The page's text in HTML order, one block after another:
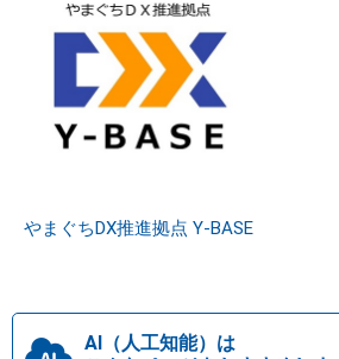
やまぐちDX推進拠点 Y-BASE
AI（人工知能）は